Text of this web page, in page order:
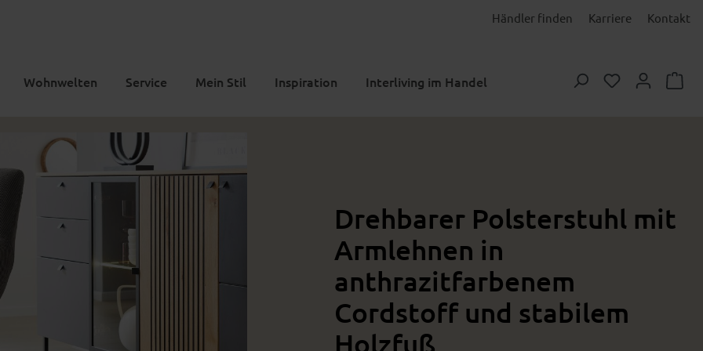
Händler finden Karriere Kontakt
Wohnwelten Service Mein Stil Inspiration Interliving im Handel Du hast 0
Drehbarer Polsterstuhl mit
Armlehnen in
anthrazitfarbenem
Cordstoff und stabilem
Holzfuß